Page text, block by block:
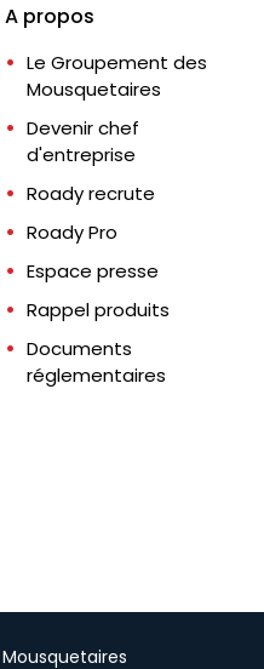
A propos
Le Groupement des
Mousquetaires
Devenir chef
d'entreprise
Roady recrute
Roady Pro
Espace presse
Rappel produits
Documents
réglementaires